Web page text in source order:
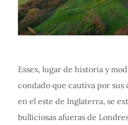
Essex, lugar de historia y
condado que cautiva por sus
en el este de Inglaterra, se
bulliciosas afueras de